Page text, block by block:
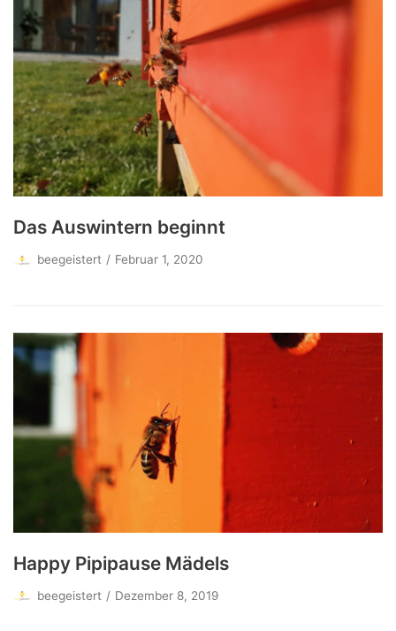
Das Auswintern beginnt
beegeistert Februar 1, 2020
Happy Pipipause Mädels
beegeistert Dezember 8, 2019